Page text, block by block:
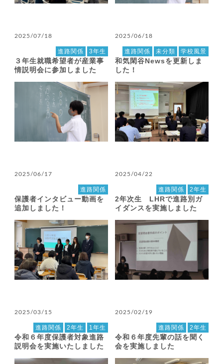
2025/07/18
3年生
進路関係
３年生就職希望者が産業事
情説明会に参加しました
2025/06/18
学校風景
未分類
進路関係
和気閑谷Newsを更新しま
した！
2025/06/17
進路関係
保護者インタビュー動画を
追加しました！
2025/04/22
2年生
進路関係
2年次生 LHRで進路別ガ
イダンスを実施しました
2025/03/15
1年生
2年生
進路関係
令和６年度保護者対象進路
説明会を実施いたしました
2025/02/19
2年生
進路関係
令和６年度先輩の話を聞く
会を実施しました